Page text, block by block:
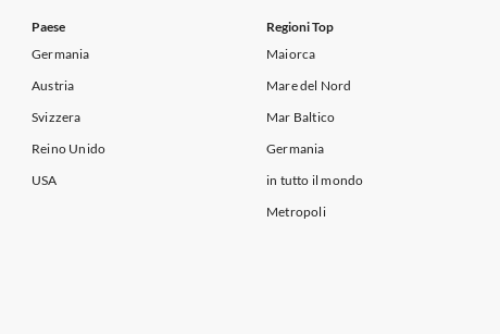
Paese
Germania
Austria
Svizzera
Reino Unido
USA
Regioni Top
Maiorca
Mare del Nord
Mar Baltico
Germania
in tutto il mondo
Metropoli